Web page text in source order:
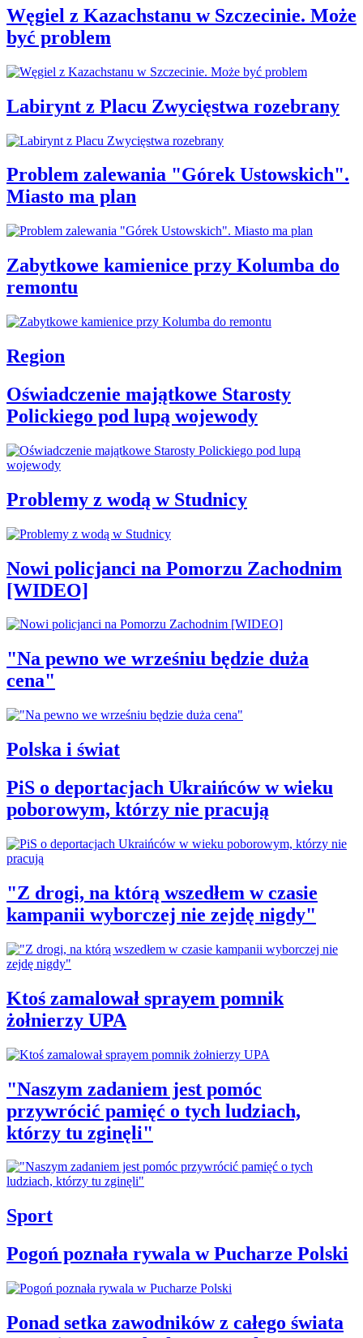
Węgiel z Kazachstanu w Szczecinie. Może
być problem
Labirynt z Placu Zwycięstwa rozebrany
Problem zalewania "Górek Ustowskich".
Miasto ma plan
Zabytkowe kamienice przy Kolumba do
remontu
Region
Oświadczenie majątkowe Starosty
Polickiego pod lupą wojewody
Problemy z wodą w Studnicy
Nowi policjanci na Pomorzu Zachodnim
[WIDEO]
"Na pewno we wrześniu będzie duża
cena"
Polska i świat
PiS o deportacjach Ukraińców w wieku
poborowym, którzy nie pracują
"Z drogi, na którą wszedłem w czasie
kampanii wyborczej nie zejdę nigdy"
Ktoś zamalował sprayem pomnik
żołnierzy UPA
"Naszym zadaniem jest pomóc
przywrócić pamięć o tych ludziach,
którzy tu zginęli"
Sport
Pogoń poznała rywala w Pucharze Polski
Ponad setka zawodników z całego świata